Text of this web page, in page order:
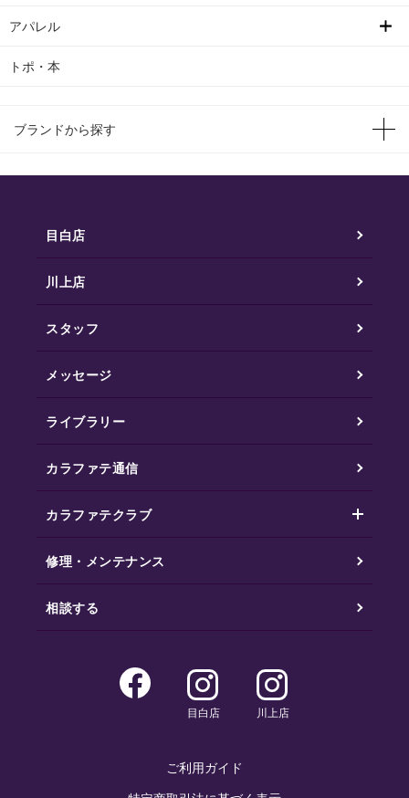
アパレル
トポ・本
ブランドから探す
目白店
川上店
スタッフ
メッセージ
ライブラリー
カラファテ通信
カラファテクラブ
修理・メンテナンス
相談する
目白店 川上店
ご利用ガイド